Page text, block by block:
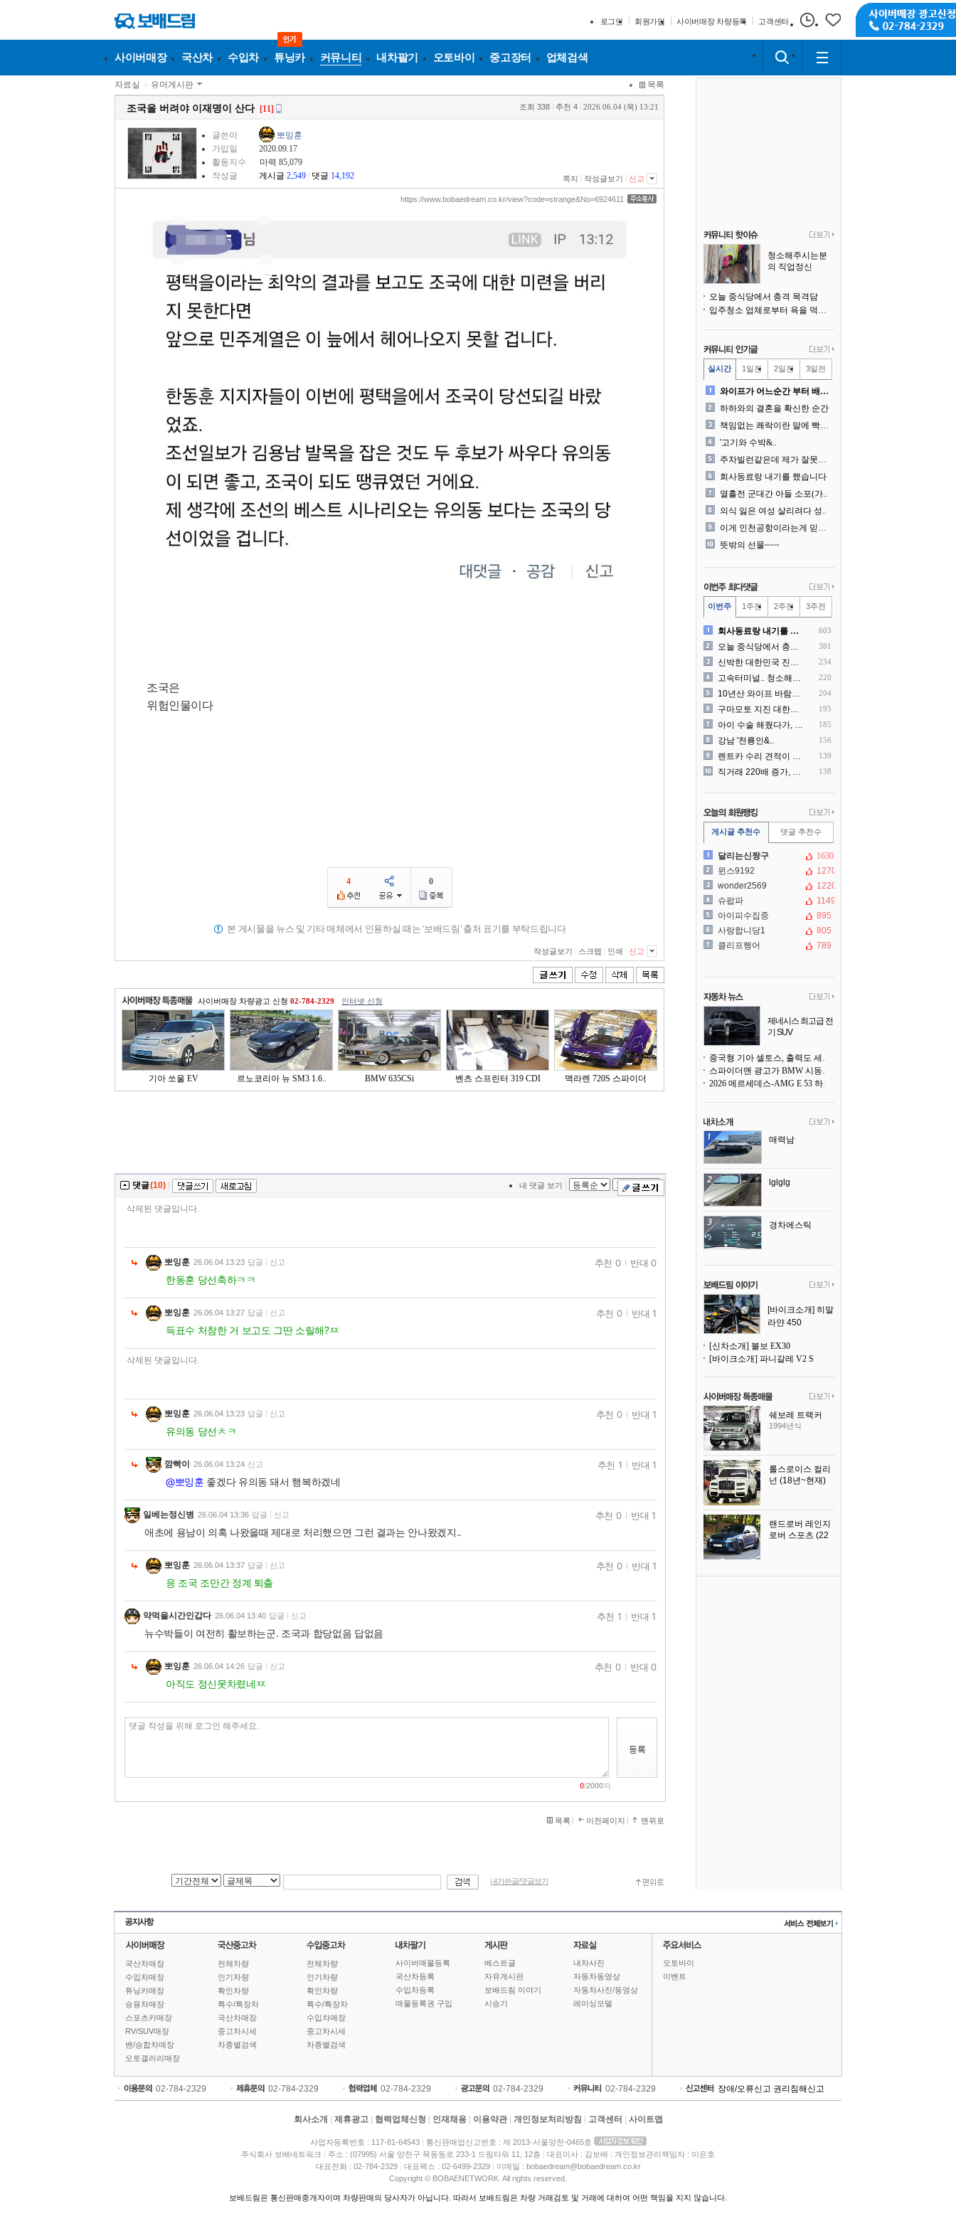
로그인 회원가입 사이버매장 차량등록 고객센터
사이버매장 국산차 수입차 튜닝카 커뮤니티 내차팔기 오토바이 중고장터 업체검색
자료실 > 유머게시판 목록
조국을 버려야 이재명이 산다 [11] 조회 338 추천 4 2026.06.04 (목) 13:21
글쓴이
뽀잉훈
가입일
2020.09.17
활동지수
마력 85,079
작성글
게시글 2,549 댓글 14,192 쪽지 작성글보기 신고
https://www.bobaedream.co.kr/view?code=strange&No=6924611
조국은
위험인물이다
4 0
본 게시물을 뉴스 및 기타 매체에서 인용하실 때는 '보배드림' 출처 표기를 부탁드립니다
작성글보기 스크랩 인쇄 신고
사이버매장 차량광고 신청 02-784-2329 인터넷 신청
기아 쏘울 EV 르노코리아 뉴 SM3 1.6.. BMW 635CSi 벤츠 스프린터 319 CDI 맥라렌 720S 스파이더
댓글(10) 내 댓글 보기
삭제된 댓글입니다.
뽀잉훈 26.06.04 13:23 답글 신고
한동훈 당선축하ㅋㅋ
추천 0 반대 0
뽀잉훈 26.06.04 13:27 답글 신고
득표수 처참한 거 보고도 그딴 소릴해?ㅉ
추천 0 반대 1
삭제된 댓글입니다.
뽀잉훈 26.06.04 13:23 답글 신고
유의동 당선ㅊㅋ
추천 0 반대 1
깜빡이 26.06.04 13:24 신고
@뽀잉훈 좋겠다 유의동 돼서 행복하겠네
추천 1 반대 1
일베는정신병 26.06.04 13:36 답글 신고
애초에 용남이 의혹 나왔을때 제대로 처리했으면 그런 결과는 안나왔겠지..
추천 0 반대 1
뽀잉훈 26.06.04 13:37 답글 신고
응 조국 조만간 정계 퇴출
추천 0 반대 1
약먹을시간인갑다 26.06.04 13:40 답글 신고
뉴수박들이 여전히 활보하는군. 조국과 합당없음 답없음
추천 1 반대 1
뽀잉훈 26.06.04 14:26 답글 신고
아직도 정신못차렸네ㅉ
추천 0 반대 0
0/2000자
목록 이전페이지 맨위로
내가쓴글/댓글보기
청소해주시는분
의 직업정신
오늘 중식당에서 충격 목격담
입주청소 업체로부터 욕을 먹고 있습니다
실시간 1일전 2일전 3일전
와이프가 어느순간 부터 배달..
하하와의 결혼을 확신한 순간
책임없는 쾌락이란 말에 빡친..
'고기와 수박&..
주차빌런같은데 제가 잘못한건..
회사동료랑 내기를 했습니다
열흘전 군대간 아들 소포(가..
의식 잃은 여성 살리려다 성..
이게 인천공항이라는게 믿겨지..
뜻밖의 선물~~~
이번주 1주전 2주전 3주전
회사동료랑 내기를 했습니다 603
오늘 중식당에서 충격 목격담 381
신박한 대한민국 진상 근황 234
고속터미널.. 청소해주시는.. 220
10년산 와이프 바람나서 이.. 204
구마모토 지진 대한항공 생수.. 195
아이 수술 해줬다가, 부모에.. 185
강남 '천룡인&.. 156
렌트카 수리 견적이 과한 것.. 139
직거래 220배 증가, 공인.. 138
게시글 추천수 댓글 추천수
달리는신짱구
1630
윈스9192
1270
wonder2569
1220
슈팝파
1149
아이피수집중
895
사랑합니당1
805
클리프행어
789
제네시스 최고급 전
기 SUV
중국형 기아 셀토스, 출력도 세지고 27인치 초대형 디스플레이까지
스파이더맨 광고가 BMW 시동화면을 점령하다, 오너들은 불만
2026 메르세데스-AMG E 53 하이브리드 왜건 시승기
매력남
lglglg
경차에스틱
[바이크소개] 히말
라얀 450
[신차소개] 볼보 EX30
[바이크소개] 파니갈레 V2 S
쉐보레 트랙커
1994년식
롤스로이스 컬리
넌 (18년~현재)
랜드로버 레인지
로버 스포츠 (22
국산차매장
수입차매장
튜닝카매장
승용차매장
스포츠카매장
RV/SUV매장
밴/승합차매장
오토갤러리매장
전체차량
인기차량
확인차량
특수/특장차
국산차매장
중고차시세
차종별검색
전체차량
인기차량
확인차량
특수/특장차
수입차매장
중고차시세
차종별검색
사이버매물등록
국산차등록
수입차등록
매물등록권 구입
베스트글
자유게시판
보배드림 이야기
시승기
내차사진
자동차동영상
자동차사진/동영상
레이싱모델
오토바이
이벤트
02-784-2329 02-784-2329 02-784-2329 02-784-2329 02-784-2329 장애/오류신고 권리침해신고
회사소개 제휴광고 협력업체신청 인재채용 이용약관 개인정보처리방침 고객센터 사이트맵
사업자등록번호 : 117-81-64543 | 통신판매업신고번호 : 제 2013-서울양천-0465호
주식회사 보배네트워크 | 주소 : (07995) 서울 양천구 목동동로 233-1 드림타워 11, 12층 | 대표이사 : 김보배 | 개인정보관리책임자 : 이은호
대표전화 : 02-784-2329 | 대표팩스 : 02-6499-2329 | 이메일 : bobaedream@bobaedream.co.kr
Copyright © BOBAENETWORK. All rights reserved.
보배드림은 통신판매중개자이며 차량판매의 당사자가 아닙니다. 따라서 보배드림은 차량 거래검토 및 거래에 대하여 어떤 책임을 지지 않습니다.